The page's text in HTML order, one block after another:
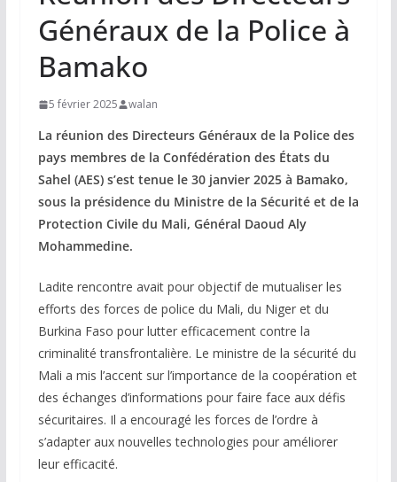
Généraux de la Police à
Bamako
5 février 2025 walan
La réunion des Directeurs Généraux de la Police des
pays membres de la Confédération des États du
Sahel (AES) s’est tenue le 30 janvier 2025 à Bamako,
sous la présidence du Ministre de la Sécurité et de la
Protection Civile du Mali, Général Daoud Aly
Mohammedine.
Ladite rencontre avait pour objectif de mutualiser les
efforts des forces de police du Mali, du Niger et du
Burkina Faso pour lutter efficacement contre la
criminalité transfrontalière. Le ministre de la sécurité du
Mali a mis l’accent sur l’importance de la coopération et
des échanges d’informations pour faire face aux défis
sécuritaires. Il a encouragé les forces de l’ordre à
s’adapter aux nouvelles technologies pour améliorer
leur efficacité.